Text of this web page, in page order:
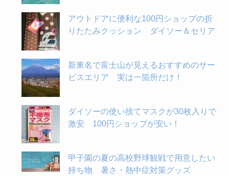
アウトドアに便利な100円ショップの折
りたたみクッション ダイソー＆セリア
新東名で富士山が見えるおすすめのサー
ビスエリア 実は一箇所だけ！
ダイソーの使い捨てマスクが30枚入りで
激安 100円ショップが安い！
甲子園の夏の高校野球観戦で用意したい
持ち物 暑さ・熱中症対策グッズ